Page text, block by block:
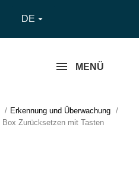
DE 
MENÜ
Erkennung und Überwachung
Box Zurücksetzen mit Tasten